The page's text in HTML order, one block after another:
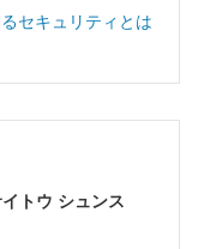
セキュリティとは
トウ シュンス